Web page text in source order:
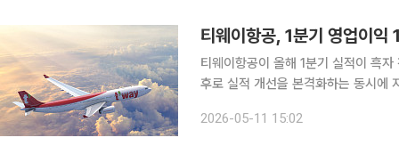
티웨이항공, 1분기 영업이
티웨이항공이 올해 1분기 실적이 흑
후로 실적 개선을 본격화하는 동시에 지속적
2026-05-11 15:02